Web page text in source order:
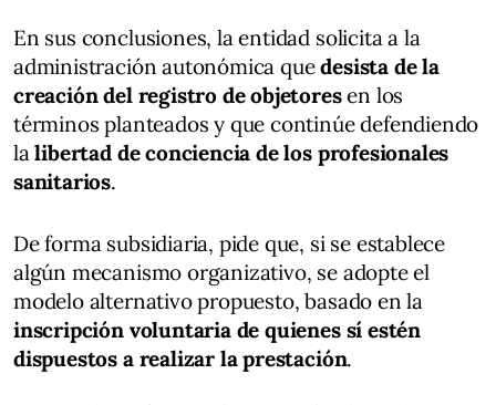
En sus conclusiones, la entidad solicita a la
administración autonómica quedesista de la
creación del registro de objetoresen los
términos planteados y que continúe defendiendo
lalibertad de conciencia de los profesionales
sanitarios.
De forma subsidiaria, pide que, si se establece
algún mecanismo organizativo, se adopte el
modelo alternativo propuesto, basado en la
inscripción voluntaria de quienes sí estén
dispuestos a realizar la prestación.